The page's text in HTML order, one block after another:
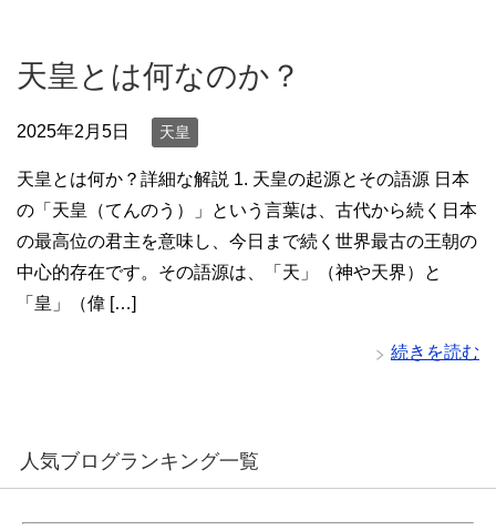
天皇とは何なのか？
2025年2月5日 天皇
天皇とは何か？詳細な解説 1. 天皇の起源とその語源 日本
の「天皇（てんのう）」という言葉は、古代から続く日本
の最高位の君主を意味し、今日まで続く世界最古の王朝の
中心的存在です。その語源は、「天」（神や天界）と
「皇」（偉 […]
続きを読む
人気ブログランキング一覧